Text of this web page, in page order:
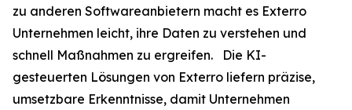
zu anderen Softwareanbietern macht es Exterro
Unternehmen leicht, ihre Daten zu verstehen und
schnell Maßnahmen zu ergreifen. Die KI-
gesteuerten Lösungen von Exterro liefern präzise,
umsetzbare Erkenntnisse, damit Unternehmen